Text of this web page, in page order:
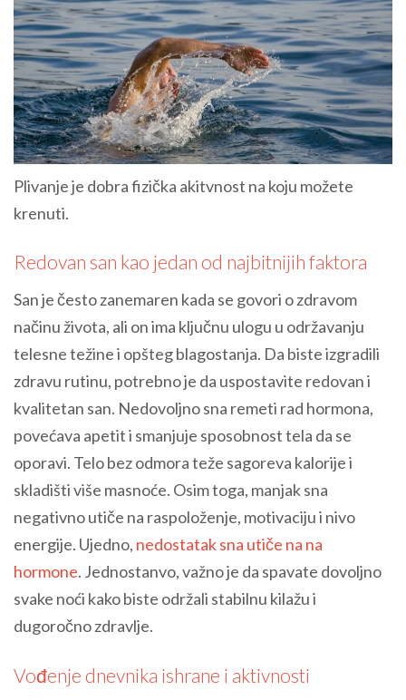
Plivanje je dobra fizička akitvnost na koju možete
krenuti.
Redovan san kao jedan od najbitnijih faktora
San je često zanemaren kada se govori o zdravom
načinu života, ali on ima ključnu ulogu u održavanju
telesne težine i opšteg blagostanja. Da biste izgradili
zdravu rutinu, potrebno je da uspostavite redovan i
kvalitetan san. Nedovoljno sna remeti rad hormona,
povećava apetit i smanjuje sposobnost tela da se
oporavi. Telo bez odmora teže sagoreva kalorije i
skladišti više masnoće. Osim toga, manjak sna
negativno utiče na raspoloženje, motivaciju i nivo
energije. Ujedno, nedostatak sna utiče na na
hormone. Jednostanvo, važno je da spavate dovoljno
svake noći kako biste održali stabilnu kilažu i
dugoročno zdravlje.
Vođenje dnevnika ishrane i aktivnosti